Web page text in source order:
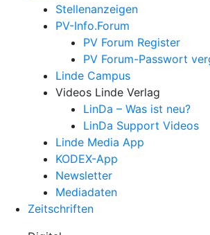
Stellenanzeigen
PV-Info.Forum
PV Forum Register
PV Forum-Passwort
Linde Campus
Videos Linde Verlag
LinDa – Was ist neu?
LinDa Support Videos
Linde Media App
KODEX-App
Newsletter
Mediadaten
Zeitschriften